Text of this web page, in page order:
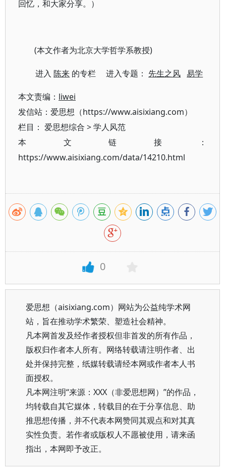
回忆，和大家分享。）
(本文作者为北京大学哲学系教授)
进入陈来 的专栏 进入专题： 先生之风 易学
本文责编： liwei
发信站：爱思想（https://www.aisixiang.com）
栏目： 爱思想综合 >学人风范
本文链接：
https://www.aisixiang.com/data/14210.html
0
爱思想（aisixiang.com）网站为公益纯学术网
站，旨在推动学术繁荣、塑造社会精神。
凡本网首发及经作者授权但非首发的所有作品，
版权归作者本人所有。网络转载请注明作者、出
处并保持完整，纸媒转载请经本网或作者本人书
面授权。
凡本网注明“来源：XXX（非爱思想网）”的作品，
均转载自其它媒体，转载目的在于分享信息、助
推思想传播，并不代表本网赞同其观点和对其真
实性负责。若作者或版权人不愿被使用，请来函
指出，本网即予改正。